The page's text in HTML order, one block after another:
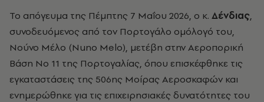
Το απόγευμα της Πέμπτης 7 Μαΐου 2026, ο κ. Δένδιας,
συνοδευόμενος από τον Πορτογάλο ομόλογό του,
Νούνο Μέλο (Nuno Melo), μετέβη στην Αεροπορική
Βάση No 11 της Πορτογαλίας, όπου επισκέφθηκε τις
εγκαταστάσεις της 506ης Μοίρας Αεροσκαφών και
ενημερώθηκε για τις επιχειρησιακές δυνατότητες του